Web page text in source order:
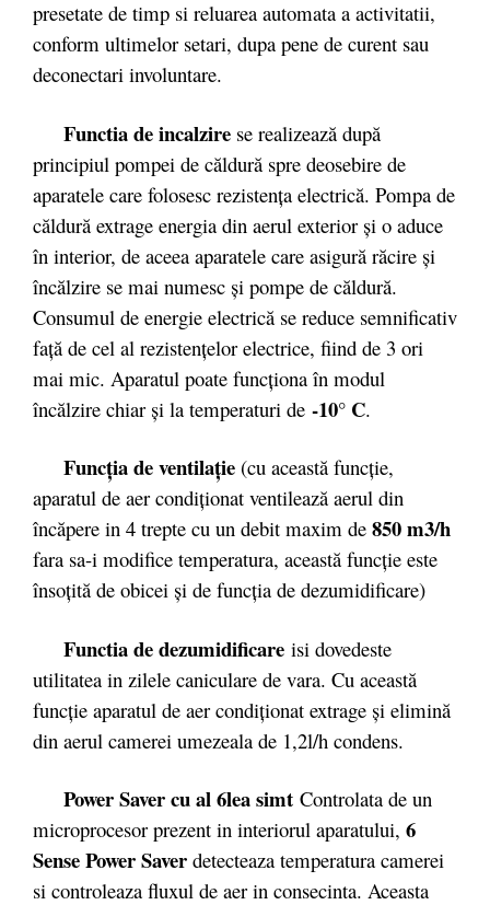
presetate de timp si reluarea automata a activitatii,
conform ultimelor setari, dupa pene de curent sau
deconectari involuntare.
Functia de incalzire se realizează după
principiul pompei de căldură spre deosebire de
aparatele care folosesc rezistenţa electrică. Pompa de
căldură extrage energia din aerul exterior şi o aduce
în interior, de aceea aparatele care asigură răcire şi
încălzire se mai numesc şi pompe de căldură.
Consumul de energie electrică se reduce semnificativ
faţă de cel al rezistenţelor electrice, fiind de 3 ori
mai mic. Aparatul poate funcţiona în modul
încălzire chiar şi la temperaturi de -10° C.
Funcţia de ventilaţie (cu această funcţie,
aparatul de aer condiţionat ventilează aerul din
încăpere in 4 trepte cu un debit maxim de 850 m3/h
fara sa-i modifice temperatura, această funcţie este
însoţită de obicei şi de funcţia de dezumidificare)
Functia de dezumidificare isi dovedeste
utilitatea in zilele caniculare de vara. Cu această
funcţie aparatul de aer condiţionat extrage şi elimină
din aerul camerei umezeala de 1,2l/h condens.
Power Saver cu al 6lea simt Controlata de un
microprocesor prezent in interiorul aparatului, 6
Sense Power Saver detecteaza temperatura camerei
si controleaza fluxul de aer in consecinta. Aceasta